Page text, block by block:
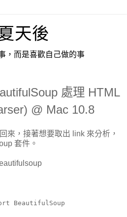
天後
，而是喜歡自己做的事
處理 HTML
@ Mac 10.8
來，接著想要取出 link 來分析，
套件。
BeautifulSoup